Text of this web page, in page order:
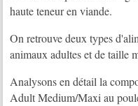
haute teneur en viande.
On retrouve deux types
animaux adultes et de taille
Analysons en détail la
Adult Medium/Maxi au